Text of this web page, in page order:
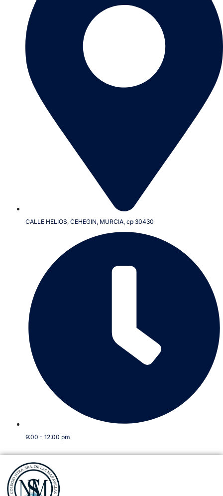
CALLE HELIOS, CEHEGIN, MURCIA, cp 30430
9:00 - 12:00 pm